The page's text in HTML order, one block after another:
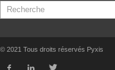
© 2021 Tous droits réservés Pyxis